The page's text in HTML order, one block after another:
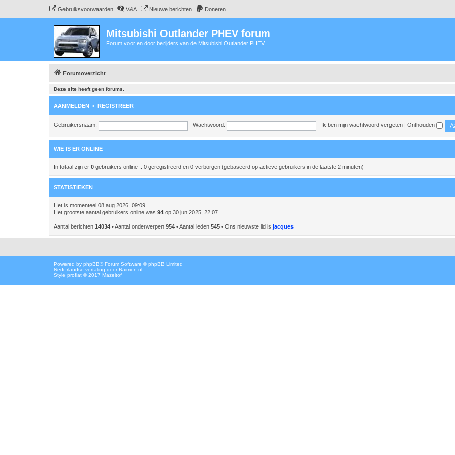
Gebruiksvoorwaarden V&A Nieuwe berichten Doneren
Mitsubishi Outlander PHEV forum
Forum voor en door berijders van de Mitsubishi Outlander PHEV
Forumoverzicht
Deze site heeft geen forums.
AANMELDEN • REGISTREER
Gebruikersnaam: Wachtwoord: Ik ben mijn wachtwoord vergeten Onthouden
WIE IS ER ONLINE
In totaal zijn er 0 gebruikers online :: 0 geregistreerd en 0 verborgen (gebaseerd op actieve gebruikers in de laatste 2 minuten)
STATISTIEKEN
Het is momenteel 08 aug 2026, 09:09
Het grootste aantal gebruikers online was 94 op 30 jun 2025, 22:07
Aantal berichten 14034 • Aantal onderwerpen 954 • Aantal leden 545 • Ons nieuwste lid is jacques
Powered by phpBB® Forum Software © phpBB Limited
Nederlandse vertaling door Raimon.nl
Style proflat © 2017 Mazeltof